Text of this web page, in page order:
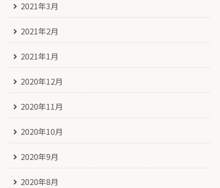
2021年3月
2021年2月
2021年1月
2020年12月
2020年11月
2020年10月
2020年9月
2020年8月